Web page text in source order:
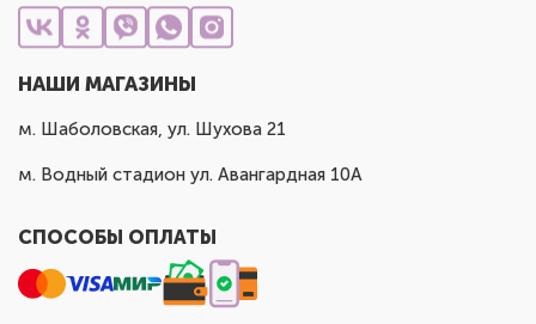
НАШИ МАГАЗИНЫ
м. Шаболовская, ул. Шухова 21
м. Водный стадион ул. Авангардная 10А
СПОСОБЫ ОПЛАТЫ